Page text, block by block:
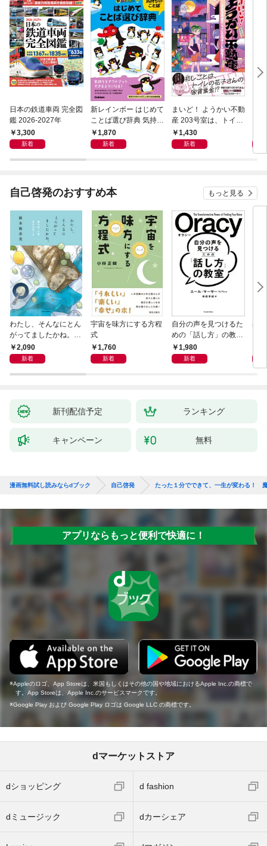
日本の鉄道車両 完全図
鑑 2026-2027年
3,300
新着
新レインボー はじめて
ことば選び辞典 気持ち
のことば
1,870
新着
まいど！ ようかい不動
産 203号室は、トイレ
の花子さんの部屋？
1,430
新着
自己啓発のおすすめ本 もっと見る
わたし、そんなにとん
がってましたかね。
獅子座、Ａ型、丙午は
めぐる
2,090
新着
宇宙を味方にする方程
式
1,760
新着
自分の声を見つけるた
めの「話し方」の教
室 Ｏｒａｃｙ（オラ
シー）
1,980
新着
基
新刊配信予定 ランキング
キャンペーン 無料
漫画無料試し読みならdブック 自己啓発 たった１分でできて、一生が変わる！
アプリならもっと便利で快適に！
Appleのロゴ、App Storeは、米国もしくはその他の国や地域におけるApple Inc.の商標で
す。App Storeは、Apple Inc.のサービスマークです。
Google Play および Google Play ロゴは Google LLC の商標です。
dマーケットストア
dショッピング d fashion
dミュージック dカーシェア